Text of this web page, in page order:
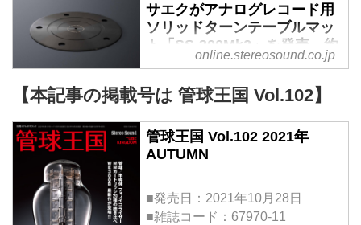
サエクがアナログレコード用
ソリッドターンテーブルマッ
ト「SS-300Mk2」を発売。約
40年前の人気製品「SS-300」
術で蘇らせた - Stereo Sound
SAEC（サエクコマース）から、
アナログレコードプレーヤー用の
「SS-300Mk2」（￥42,900、税
込）が、10月中旬に発売される。
online.stereosound.co.jp
【本記事の掲載号は 管球王国 Vol.102】
管球王国 Vol.102 2021年
AUTUMN
■発売日：2021年10月28日
■雑誌コード：67970-11